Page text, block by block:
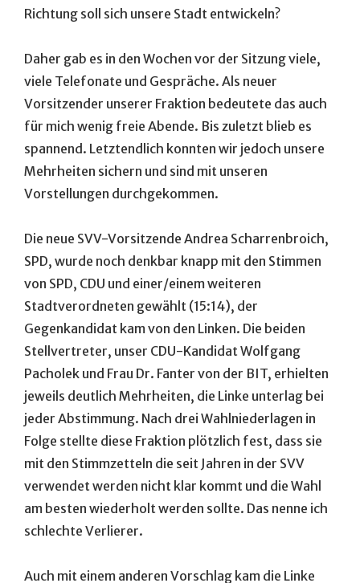
Richtung soll sich unsere Stadt entwickeln?
Daher gab es in den Wochen vor der Sitzung viele,
viele Telefonate und Gespräche. Als neuer
Vorsitzender unserer Fraktion bedeutete das auch
für mich wenig freie Abende. Bis zuletzt blieb es
spannend. Letztendlich konnten wir jedoch unsere
Mehrheiten sichern und sind mit unseren
Vorstellungen durchgekommen.
Die neue SVV-Vorsitzende Andrea Scharrenbroich,
SPD, wurde noch denkbar knapp mit den Stimmen
von SPD, CDU und einer/einem weiteren
Stadtverordneten gewählt (15:14), der
Gegenkandidat kam von den Linken. Die beiden
Stellvertreter, unser CDU-Kandidat Wolfgang
Pacholek und Frau Dr. Fanter von der BIT, erhielten
jeweils deutlich Mehrheiten, die Linke unterlag bei
jeder Abstimmung. Nach drei Wahlniederlagen in
Folge stellte diese Fraktion plötzlich fest, dass sie
mit den Stimmzetteln die seit Jahren in der SVV
verwendet werden nicht klar kommt und die Wahl
am besten wiederholt werden sollte. Das nenne ich
schlechte Verlierer.
Auch mit einem anderen Vorschlag kam die Linke